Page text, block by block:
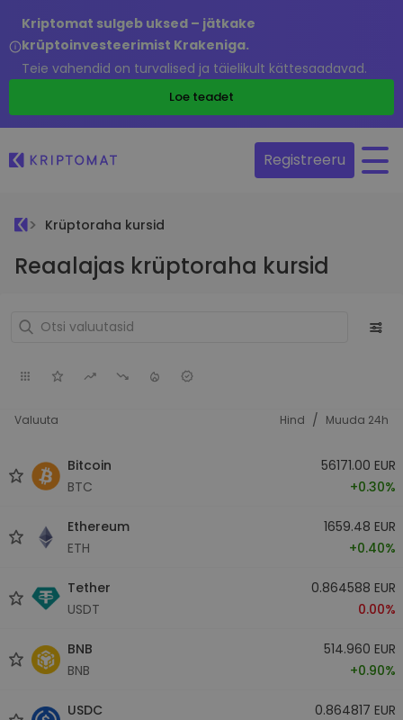
Kriptomat sulgeb uksed – jätkake
krüptoinvesteerimist Krakeniga.
Teie vahendid on turvalised ja täielikult kättesaadavad.
Loe teadet
Registreeru
Krüptoraha kursid
Reaalajas krüptoraha kursid
Valuuta Hind / Muuda 24h
Bitcoin
BTC
56171.00 EUR
+0.30%
Ethereum
ETH
1659.48 EUR
+0.40%
Tether
USDT
0.864588 EUR
0.00%
BNB
BNB
514.960 EUR
+0.90%
USDC
0.864817 EUR